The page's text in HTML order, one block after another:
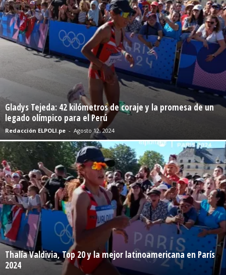
Gladys Tejeda: 42 kilómetros de coraje y la promesa de un
legado olímpico para el Perú
Redacción ELPOLI.pe - Agosto 12, 2024
Thalía Valdivia, Top 20 y la mejor latinoamericana en París
2024